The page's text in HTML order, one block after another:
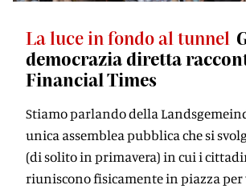
La luce in fondo al tunnel
democrazia diretta
Financial Times
Stiamo parlando della
unica assemblea pubblica che si
(di solito in primavera) in cui i
riuniscono fisicamente in piazza per